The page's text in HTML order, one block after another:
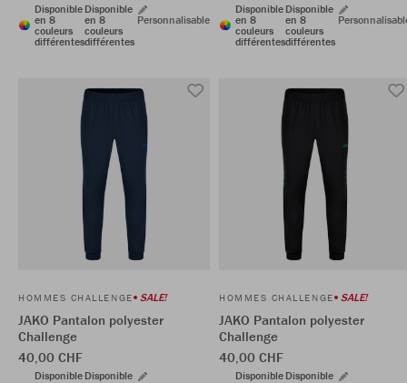
Disponible
en 8
couleurs
différentes
Disponible
en 8
couleurs
différentes
Personnalisable
Disponible
en 8
couleurs
différentes
Disponible
en 8
couleurs
différentes
HOMMES CHALLENGE SALE!
JAKO Pantalon polyester
Challenge
40,00 CHF
Disponible Disponible
HOMMES CHALLENGE SALE!
JAKO Pantalon polyester
Challenge
40,00 CHF
Disponible Disponible